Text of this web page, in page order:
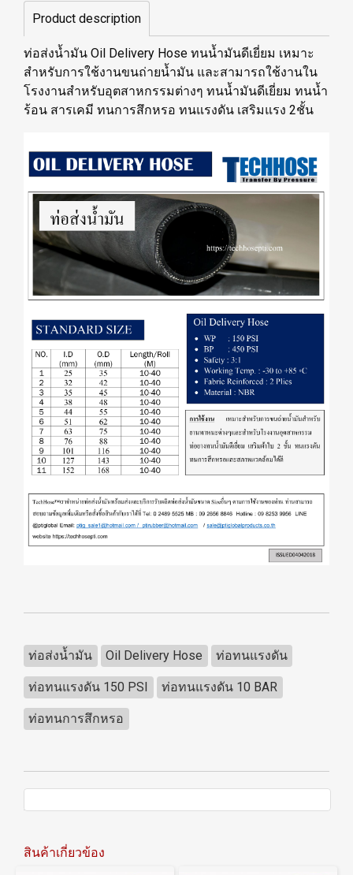
Product description
ท่อส่งน้ำมัน Oil Delivery Hose ทนน้ำมันดีเยี่ยม เหมาะ
สำหรับการใช้งานขนถ่ายน้ำมัน และสามารถใช้งานใน
โรงงานสำหรับอุตสาหกรรมต่างๆ ทนน้ำมันดีเยี่ยม ทนน้ำ
ร้อน สารเคมี ทนการสึกหรอ ทนแรงดัน เสริมแรง 2ชั้น
ท่อส่งน้ำมัน Oil Delivery Hose ท่อทนแรงดัน
ท่อทนแรงดัน 150 PSI ท่อทนแรงดัน 10 BAR
ท่อทนการสึกหรอ
สินค้าเกี่ยวข้อง